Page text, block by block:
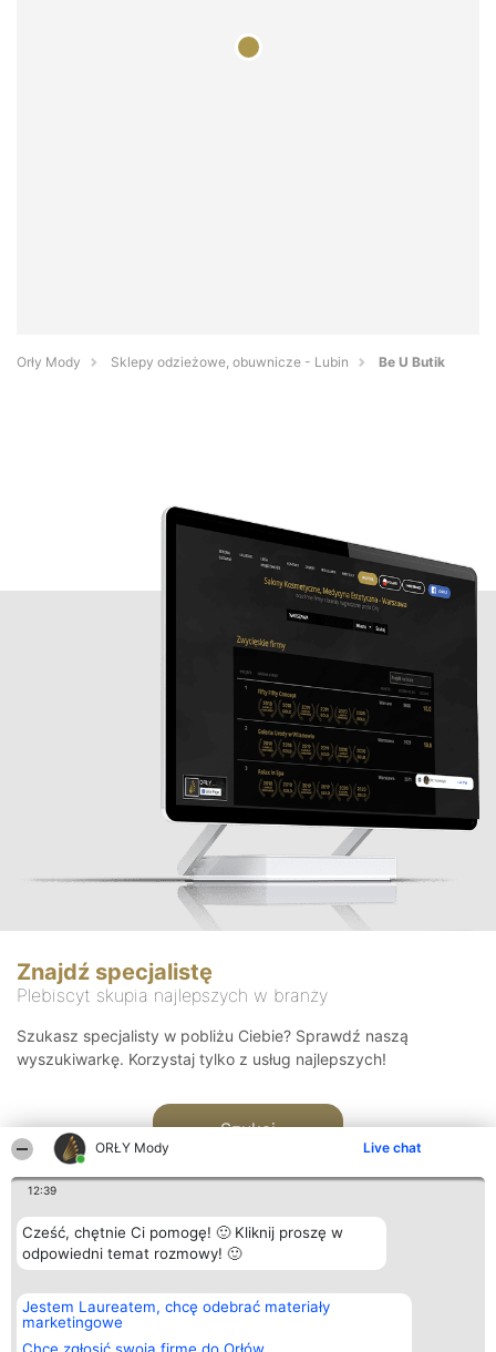
ORŁY Mody Live chat
12:39
Cześć, chętnie Ci pomogę! 🙂 Kliknij proszę w
odpowiedni temat rozmowy! 🙂
Jestem Laureatem, chcę odebrać materiały
marketingowe
Orły Mody Sklepy odzieżowe, obuwnicze - Lubin Be U Butik
Znajdź specjalistę
Plebiscyt skupia najlepszych w branży
Szukasz specjalisty w pobliżu Ciebie? Sprawdź naszą
wyszukiwarkę. Korzystaj tylko z usług najlepszych!
Szukaj
Organizator plebiscytu
Bright Side Solutions sp. z o.
o. sp. k.
ul. Ruska 22
Plebiscyt
Laureaci
wszystkich
Kontakt
Kontakt